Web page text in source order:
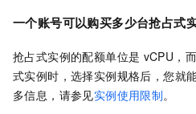
一个账号可以购买多少台抢占式
抢占式实例的配额单位是 vCPU，
式实例时，选择实例规格后，您就
多信息，请参见实例使用限制。